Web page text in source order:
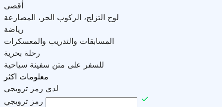
أقصى
لوح التزلج، الركوب الحر، المصارعة
رياضة
المسابقات والتدريب والمعسكرات
رحلة بحرية
للسفر على متن سفينة سياحية
معلومات اكثر
لدي رمز ترويجي
رمز ترويجي